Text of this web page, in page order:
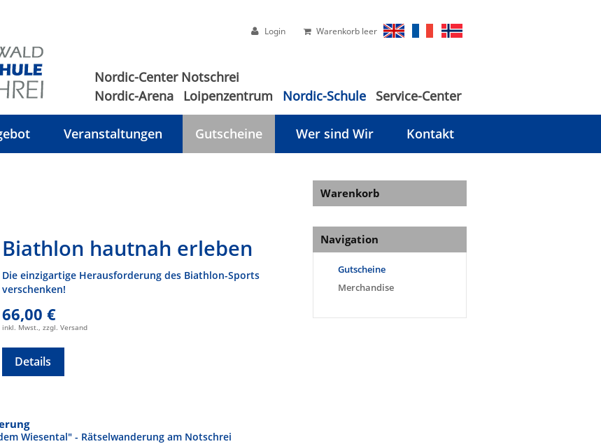
Login Warenkorb leer
Nordic-Center Notschrei
Nordic-Arena
Loipenzentrum Nordic-Schule Service-Center
Veranstaltungen Gutscheine Wer sind Wir Kontakt
Biathlon hautnah erleben
Die einzigartige Herausforderung des Biathlon-Sports
verschenken!
66,00 €
inkl. Mwst., zzgl. Versand
Details
Wiesental" - Rätselwanderung am Notschrei
Warenkorb
Navigation
Gutscheine
Merchandise